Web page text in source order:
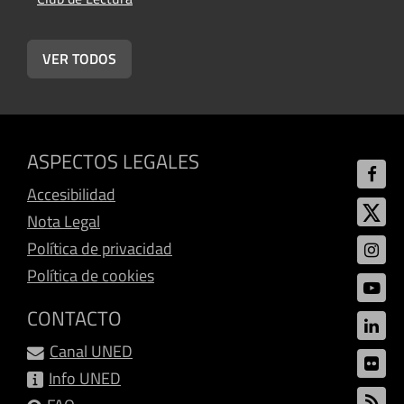
VER TODOS
ASPECTOS LEGALES
Accesibilidad
Nota Legal
Política de privacidad
Política de cookies
CONTACTO
Canal UNED
Info UNED